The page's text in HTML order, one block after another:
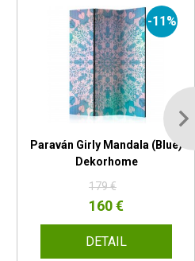
-11%
Paraván Girly Mandala (Blue)
Dekorhome
179 €
160 €
DETAIL